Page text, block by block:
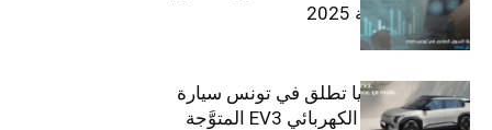
في تونس لسنة 2025
سيتي كارز – كيا تطلق في تونس سيارة
الـدفع الرباعي الكهربائي EV3 المتوَّجة